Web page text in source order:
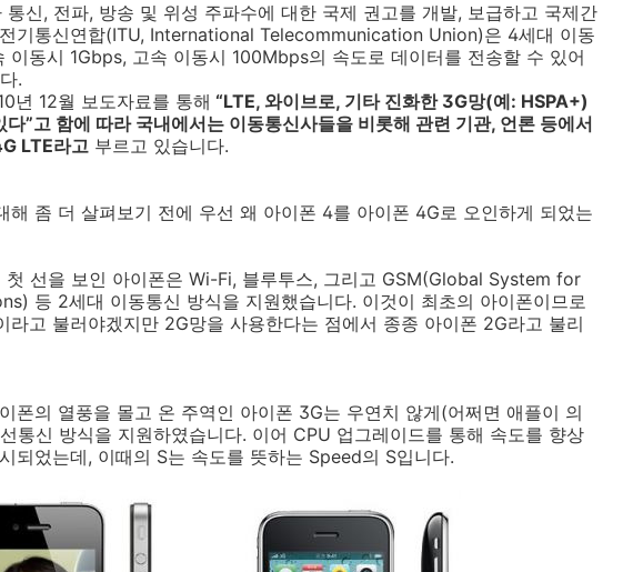
신, 전파, 방송 및 위성 주파수에 대한 국제 권고를 개발, 보급하고 국제간
기통신연합(ITU, International Telecommunication Union)은 4세대 이동
이동시 1Gbps, 고속 이동시 100Mbps의 속도로 데이터를 전송할 수 있어
.
년 12월 보도자료를 통해 “LTE, 와이브로, 기타 진화한 3G망(예: HSPA+)
”고 함에 따라 국내에서는 이동통신사들을 비롯해 관련 기관, 언론 등에서
LTE라고 부르고 있습니다.
해 좀 더 살펴보기 전에 우선 왜 아이폰 4를 아이폰 4G로 오인하게 되었는
선을 보인 아이폰은 Wi-Fi, 블루투스, 그리고 GSM(Global System for
등 2세대 이동통신 방식을 지원했습니다. 이것이 최초의 아이폰이므로
라고 불러야겠지만 2G망을 사용한다는 점에서 종종 아이폰 2G라고 불리
폰의 열풍을 몰고 온 주역인 아이폰 3G는 우연치 않게(어쩌면 애플이 의
통신 방식을 지원하였습니다. 이어 CPU 업그레이드를 통해 속도를 향상
되었는데, 이때의 S는 속도를 뜻하는 Speed의 S입니다.